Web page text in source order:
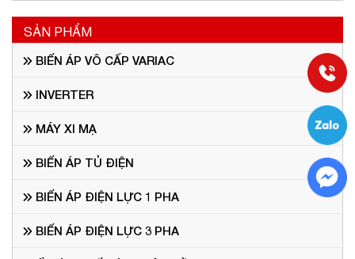
SẢN PHẨM
BIẾN ÁP VÔ CẤP VARIAC
INVERTER
MÁY XI MẠ
BIẾN ÁP TỦ ĐIỆN
BIẾN ÁP ĐIỆN LỰC 1 PHA
BIẾN ÁP ĐIỆN LỰC 3 PHA